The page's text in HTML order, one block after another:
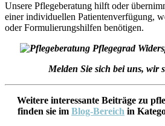
Unsere Pflegeberatung hilft oder
einer individuellen Patientenverfügung,
oder Formulierungshilfen benötigen.
Melden Sie sich bei uns, wir
Weitere interessante Beiträge zu
finden sie im Blog-Bereich in